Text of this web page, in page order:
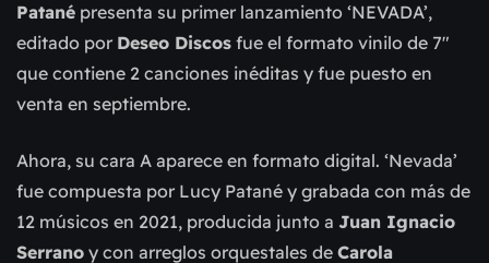
Patané presenta su primer lanzamiento ‘NEVADA’,
editado por Deseo Discos fue el formato vinilo de 7"
que contiene 2 canciones inéditas y fue puesto en
venta en septiembre.
Ahora, su cara A aparece en formato digital. ‘Nevada’
fue compuesta por Lucy Patané y grabada con más de
12 músicos en 2021, producida junto a Juan Ignacio
Serrano y con arreglos orquestales de Carola